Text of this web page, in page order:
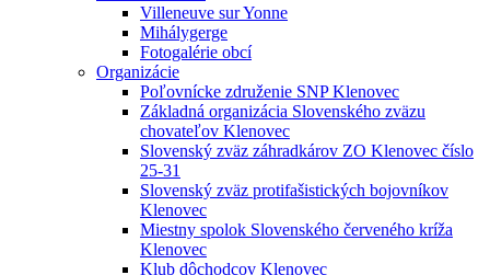
Villeneuve sur Yonne
Mihálygerge
Fotogalérie obcí
Organizácie
Poľovnícke združenie SNP Klenovec
Základná organizácia Slovenského zväzu
chovateľov Klenovec
Slovenský zväz záhradkárov ZO Klenovec číslo
25-31
Slovenský zväz protifašistických bojovníkov
Klenovec
Miestny spolok Slovenského červeného kríža
Klenovec
Klub dôchodcov Klenovec